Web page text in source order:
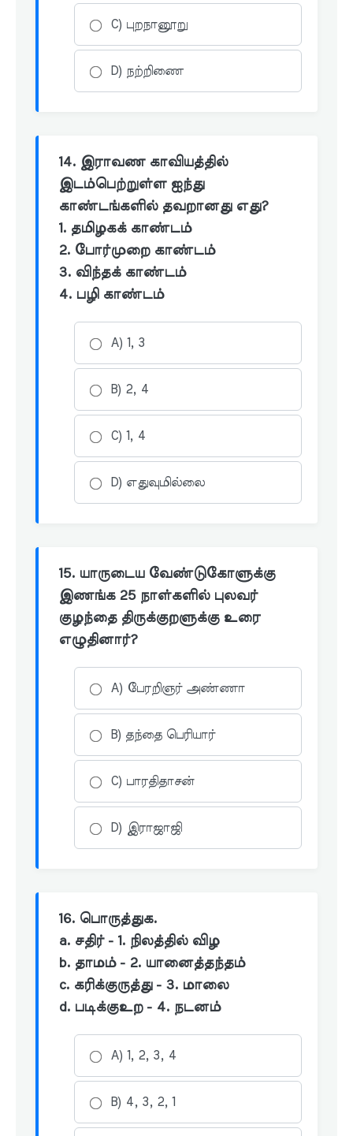
C) புறநானூறு
D) நற்றிணை
14. இராவண காவியத்தில்
இடம்பெற்றுள்ள ஐந்து
காண்டங்களில் தவறானது எது?
1. தமிழகக் காண்டம்
2. போர்முறை காண்டம்
3. விந்தக் காண்டம்
4. பழி காண்டம்
A) 1, 3
B) 2, 4
C) 1, 4
D) எதுவுமில்லை
15. யாருடைய வேண்டுகோளுக்கு
இணங்க 25 நாள்களில் புலவர்
குழந்தை திருக்குறளுக்கு உரை
எழுதினார்?
A) பேரறிஞர் அண்ணா
B) தந்தை பெரியார்
C) பாரதிதாசன்
D) இராஜாஜி
16. பொருத்துக.
a. சதிர் - 1. நிலத்தில் விழ
b. தாமம் - 2. யானைத்தந்தம்
c. கரிக்குருத்து - 3. மாலை
d. படிக்குஉற - 4. நடனம்
A) 1, 2, 3, 4
B) 4, 3, 2, 1